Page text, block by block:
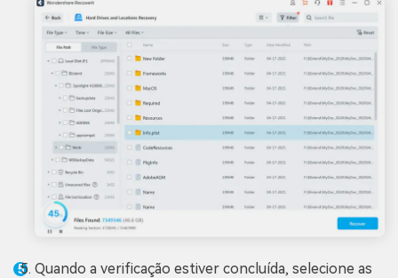
Quando a verificação estiver concluída, selecione as